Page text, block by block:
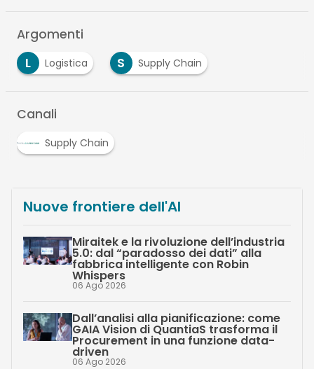
Argomenti
L
Logistica S Supply Chain
Canali
Supply Chain
Nuove frontiere dell'AI
Miraitek e la rivoluzione dell’industria
5.0: dal “paradosso dei dati” alla
fabbrica intelligente con Robin
Whispers
06 Ago 2026
Dall’analisi alla pianificazione: come
GAIA Vision di QuantiaS trasforma il
Procurement in una funzione data-
driven
06 Ago 2026